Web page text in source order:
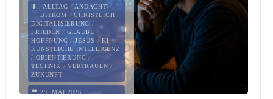
ALLTAG / ANDACHT /
BITKOM /CHRISTLICH /
DIGITALISIERUNG /
FRIEDEN /GLAUBE /
HOFFNUNG / JESUS /KI /
KÜNSTLICHE INTELLIGENZ
/ ORIENTIERUNG /
TECHNIK /VERTRAUEN /
ZUKUNFT
29. MAI 2026